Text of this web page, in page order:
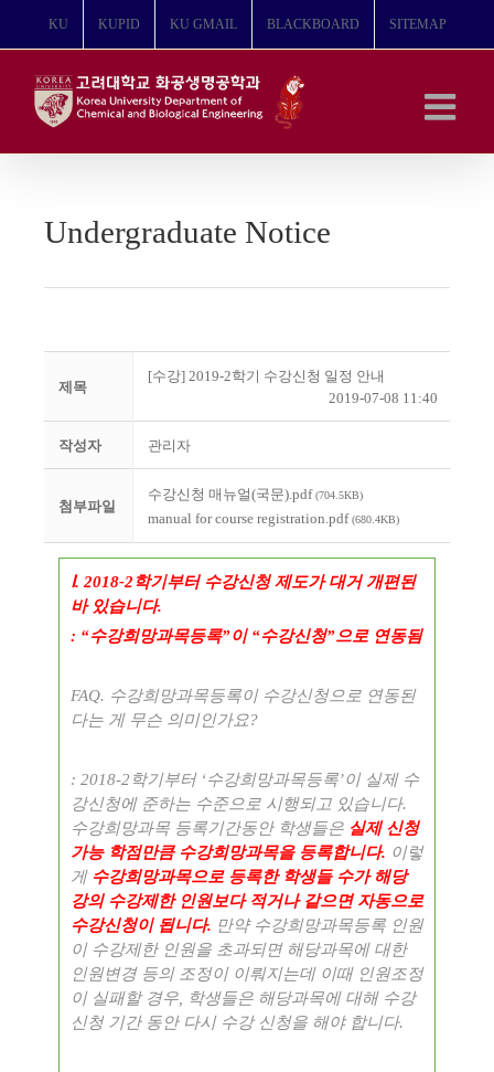
뛰
KU KUPID KU GMAIL BLACKBOARD SITEMAP
Undergraduate Notice
제목
[수강] 2019-2학기 수강신청 일정 안내
2019-07-08 11:40
작성자 관리자
첨부파일
수강신청 매뉴얼(국문).pdf(704.5KB)
manual for course registration.pdf(680.4KB)
Ⅰ. 2018-2학기부터 수강신청 제도가 대거 개편된
바 있습니다.
: “수강희망과목등록”이 “수강신청”으로 연동됨
FAQ. 수강희망과목등록이 수강신청으로 연동된
다는 게 무슨 의미인가요?
: 2018-2 학기부터 ‘수강희망과목등록’이 실제 수
강신청에 준하는 수준으로 시행되고 있습니다.
수강희망과목 등록기간동안 학생들은 실제 신청
가능 학점만큼 수강희망과목을 등록합니다. 이렇
게 수강희망과목으로 등록한 학생들 수가 해당
강의 수강제한 인원보다 적거나 같으면 자동으로
수강신청이 됩니다. 만약 수강희망과목등록 인원
이 수강제한 인원을 초과되면 해당과목에 대한
인원변경 등의 조정이 이뤄지는데 이때 인원조정
이 실패할 경우, 학생들은 해당과목에 대해 수강
신청 기간 동안 다시 수강 신청을 해야 합니다.